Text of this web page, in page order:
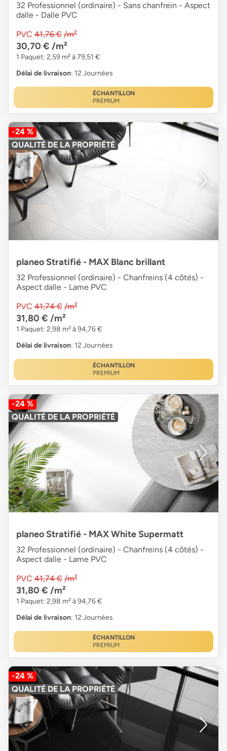
32 Professionnel (ordinaire) - Sans chanfrein - Aspect
dalle - Dalle PVC
PVC 41,76 € /m²
30,70 € /m²
1 Paquet: 2,59 m² à 79,51 €
Délai de livraison: 12 Journées
ÉCHANTILLON
PREMIUM
-24 %
QUALITÉ DE LA PROPRIÉTÉ
planeo Stratifié - MAX Blanc brillant
32 Professionnel (ordinaire) - Chanfreins (4 côtés) -
Aspect dalle - Lame PVC
PVC 41,74 € /m²
31,80 € /m²
1 Paquet: 2,98 m² à 94,76 €
Délai de livraison: 12 Journées
ÉCHANTILLON
PREMIUM
-24 %
QUALITÉ DE LA PROPRIÉTÉ
planeo Stratifié - MAX White Supermatt
32 Professionnel (ordinaire) - Chanfreins (4 côtés) -
Aspect dalle - Lame PVC
PVC 41,74 € /m²
31,80 € /m²
1 Paquet: 2,98 m² à 94,76 €
Délai de livraison: 12 Journées
ÉCHANTILLON
PREMIUM
-24 %
QUALITÉ DE LA PROPRIÉTÉ